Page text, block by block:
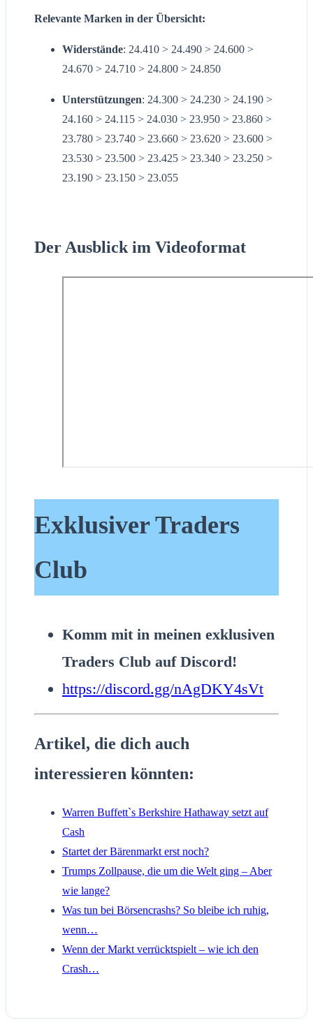
Relevante Marken in der Übersicht:
Widerstände: 24.410 > 24.490 > 24.600 >
24.670 > 24.710 > 24.800 > 24.850
Unterstützungen: 24.300 > 24.230 > 24.190 >
24.160 > 24.115 > 24.030 > 23.950 > 23.860 >
23.780 > 23.740 > 23.660 > 23.620 > 23.600 >
23.530 > 23.500 > 23.425 > 23.340 > 23.250 >
23.190 > 23.150 > 23.055
Der Ausblick im Videoformat
Exklusiver Traders
Club
Komm mit in meinen exklusiven
Traders Club auf Discord!
https://discord.gg/nAgDKY4sVt
Artikel, die dich auch
interessieren könnten:
Warren Buffett`s Berkshire Hathaway setzt auf
Cash
Startet der Bärenmarkt erst noch?
Trumps Zollpause, die um die Welt ging – Aber
wie lange?
Was tun bei Börsencrashs? So bleibe ich ruhig,
wenn…
Wenn der Markt verrücktspielt – wie ich den
Crash…